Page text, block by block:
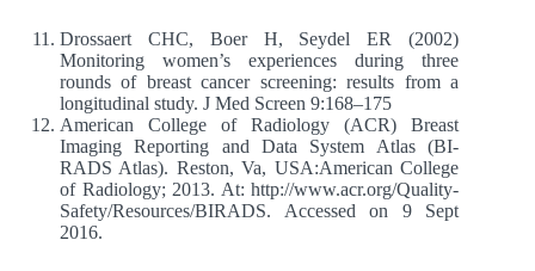
Drossaert CHC, Boer H, Seydel ER (2002)
Monitoring women’s experiences during three
rounds of breast cancer screening: results from a
longitudinal study. J Med Screen 9:168–175
American College of Radiology (ACR) Breast
Imaging Reporting and Data System Atlas (BI-
RADS Atlas). Reston, Va, USA:American College
of Radiology; 2013. At: http://www.acr.org/Quality-
Safety/Resources/BIRADS. Accessed on 9 Sept
2016.